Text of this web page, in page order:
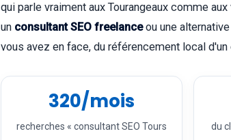
qui parle vraiment aux Tourangeaux comme
un consultant SEO freelanceou une
vous avez en face, du référencement local
320/mois
recherches « consultant SEO Tours
du